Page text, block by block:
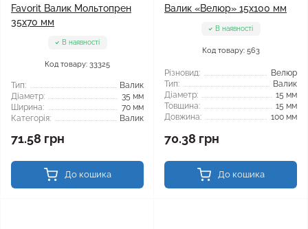
Favorit Валик Мольтопрен
35x70 мм
В наявності
Код товару: 33325
Тип:
Валик
Діаметр:
35 мм
Ширина:
70 мм
Категорія:
Валик
71.58 грн
До кошика
Валик «Велюр» 15x100 мм
В наявності
Код товару: 563
Різновид:
Велюр
Тип:
Валик
Діаметр:
15 мм
Товщина:
15 мм
Довжина:
100 мм
70.38 грн
До кошика